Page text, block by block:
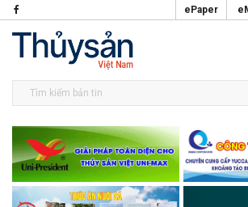
ePaper